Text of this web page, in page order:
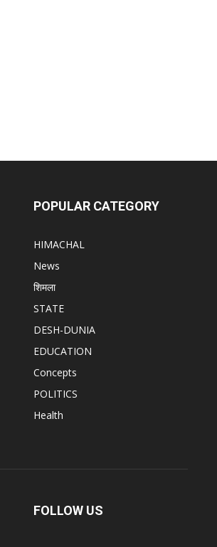
POPULAR CATEGORY
HIMACHAL
News
शिमला
STATE
DESH-DUNIA
EDUCATION
Concepts
POLITICS
Health
FOLLOW US